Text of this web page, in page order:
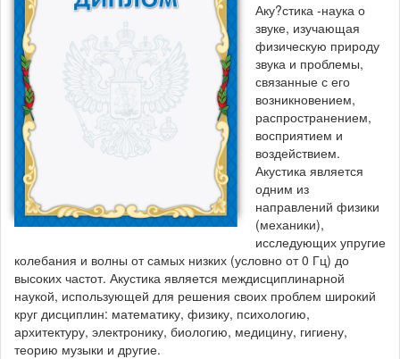
Аку?стика -наука о
звуке, изучающая
физическую природу
звука и проблемы,
связанные с его
возникновением,
распространением,
восприятием и
воздействием.
Акустика является
одним из
направлений физики
(механики),
исследующих упругие
колебания и волны от самых низких (условно от 0 Гц) до
высоких частот. Акустика является междисциплинарной
наукой, использующей для решения своих проблем широкий
круг дисциплин: математику, физику, психологию,
архитектуру, электронику, биологию, медицину, гигиену,
теорию музыки и другие.